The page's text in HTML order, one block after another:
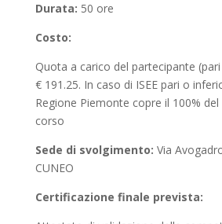
Durata: 50 ore
Costo:
Quota a carico del partecipante
€ 191.25. In caso di ISEE pari o
Regione Piemonte copre il 100%
corso
Sede di svolgimento: Via
CUNEO
Certificazione finale prevista: